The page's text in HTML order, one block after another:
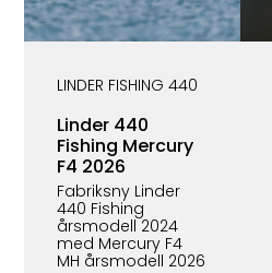
LINDER FISHING 440
Linder 440
Fishing Mercury
F4 2026
Fabriksny Linder
440 Fishing
årsmodell 2024
med Mercury F4
MH årsmodell 2026